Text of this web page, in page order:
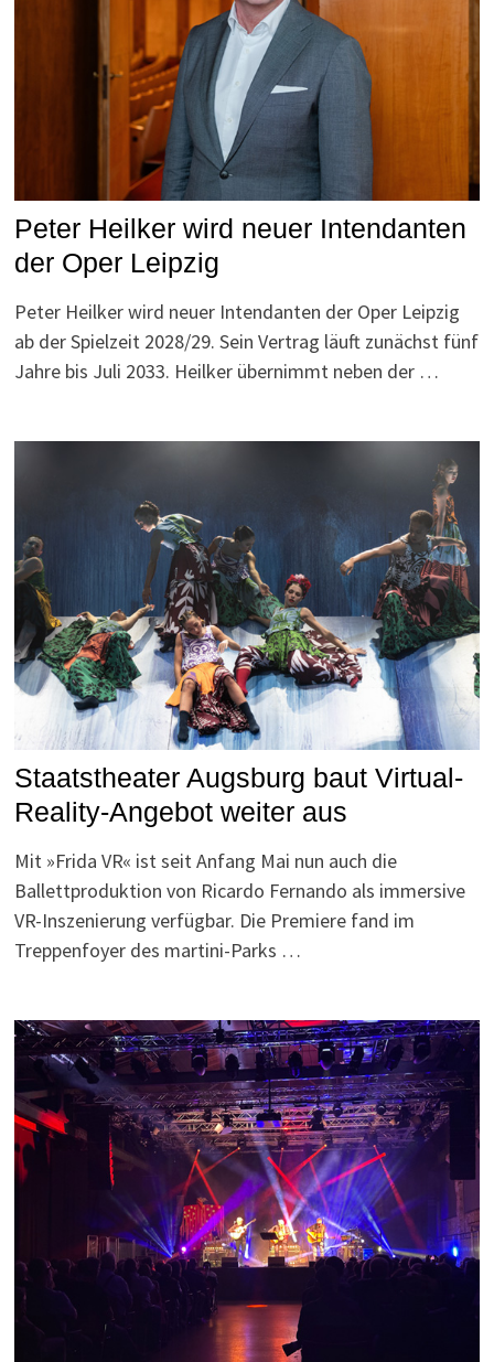
Peter Heilker wird neuer Intendanten
der Oper Leipzig
Peter Heilker wird neuer Intendanten der Oper Leipzig
ab der Spielzeit 2028/29. Sein Vertrag läuft zunächst fünf
Jahre bis Juli 2033. Heilker übernimmt neben der …
Staatstheater Augsburg baut Virtual-
Reality-Angebot weiter aus
Mit »Frida VR« ist seit Anfang Mai nun auch die
Ballettproduktion von Ricardo Fernando als immersive
VR-Inszenierung verfügbar. Die Premiere fand im
Treppenfoyer des martini-Parks …